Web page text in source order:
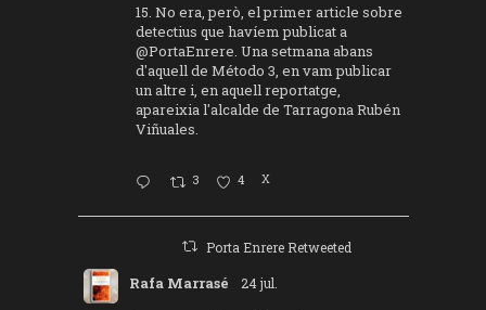
15. No era, però, el primer article sobre
detectius que havíem publicat a
@PortaEnrere. Una setmana abans
d'aquell de Método 3, en vam publicar
un altre i, en aquell reportatge,
apareixia l'alcalde de Tarragona Rubén
Viñuales.
3 4 X
Porta Enrere Retweeted
Rafa Marrasé 24 jul.